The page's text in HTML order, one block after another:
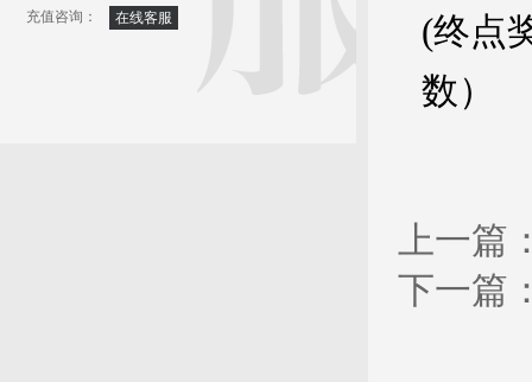
充值咨询：
在线客服
(终点
数）
上一篇
下一篇